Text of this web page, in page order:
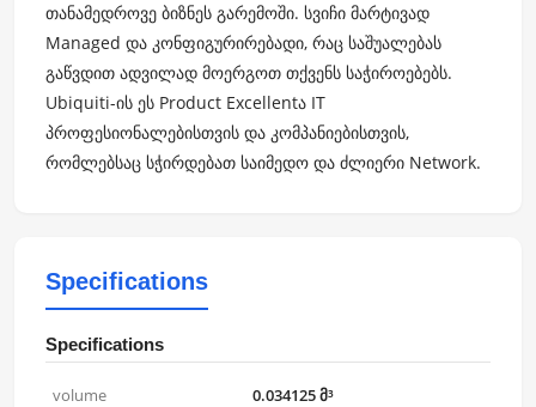
თანამედროვე ბიზნეს გარემოში. სვიჩი მარტივად
Managed და კონფიგურირებადი, რაც საშუალებას
გაწვდით ადვილად მოერგოთ თქვენს საჭიროებებს.
Ubiquiti-ის ეს Product Excellentა IT
პროფესიონალებისთვის და კომპანიებისთვის,
რომლებსაც სჭირდებათ საიმედო და ძლიერი Network.
Specifications
Specifications
volume
0.034125 მ³